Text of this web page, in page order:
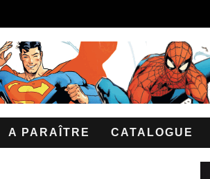
A PARAÎTRE CATALOGUE